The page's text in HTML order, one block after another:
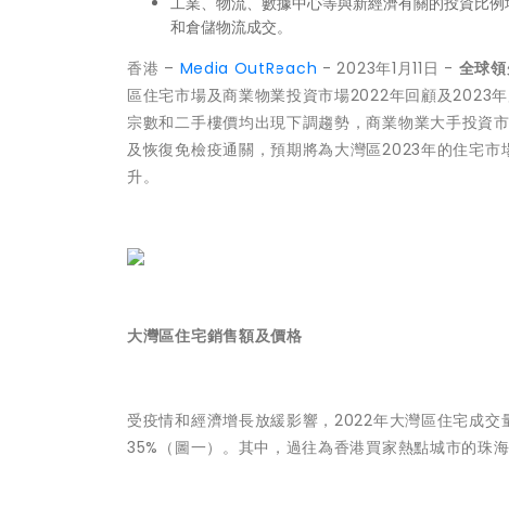
和倉儲物流成交。
香港 – Media OutReach - 2023年1月11日 - 全球
區住宅市場及商業物業投資市場2022年回顧及2023
宗數和二手樓價均出現下調趨勢，商業物業大手投資
及恢復免檢疫通關，預期將為大灣區2023年的住宅
升。
大灣區住宅銷售額及價格
受疫情和經濟增長放緩影響，2022年大灣區住宅成
35%（圖一）。其中，過往為香港買家熱點城市的珠